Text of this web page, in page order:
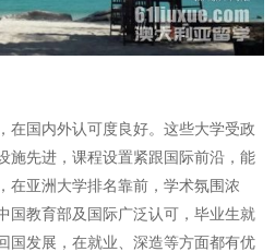
在国内外认可度良好。这些大学受政
施先进，课程设置紧跟国际前沿，能
在亚洲大学排名靠前，学术氛围浓
国教育部及国际广泛认可，毕业生就
国发展，在就业、深造等方面都有优